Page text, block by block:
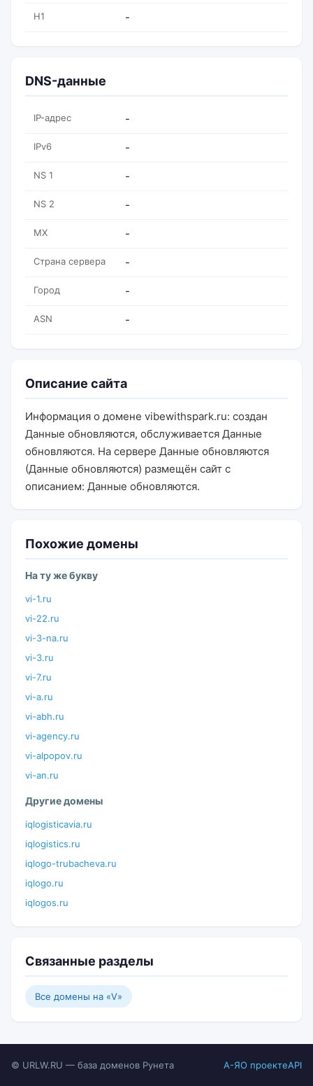
H1 -
DNS-данные
IP-адрес -
IPv6 -
NS 1 -
NS 2 -
MX -
Страна сервера -
Город -
ASN -
Описание сайта
Информация о домене vibewithspark.ru: создан
Данные обновляются, обслуживается Данные
обновляются. На сервере Данные обновляются
(Данные обновляются) размещён сайт с
описанием: Данные обновляются.
Похожие домены
На ту же букву
vi-1.ru
vi-22.ru
vi-3-na.ru
vi-3.ru
vi-7.ru
vi-a.ru
vi-abh.ru
vi-agency.ru
vi-alpopov.ru
vi-an.ru
Другие домены
iqlogisticavia.ru
iqlogistics.ru
iqlogo-trubacheva.ru
iqlogo.ru
iqlogos.ru
Связанные разделы
Все домены на «V»
© URLW.RU — база доменов Рунета А-ЯО проектеAPI